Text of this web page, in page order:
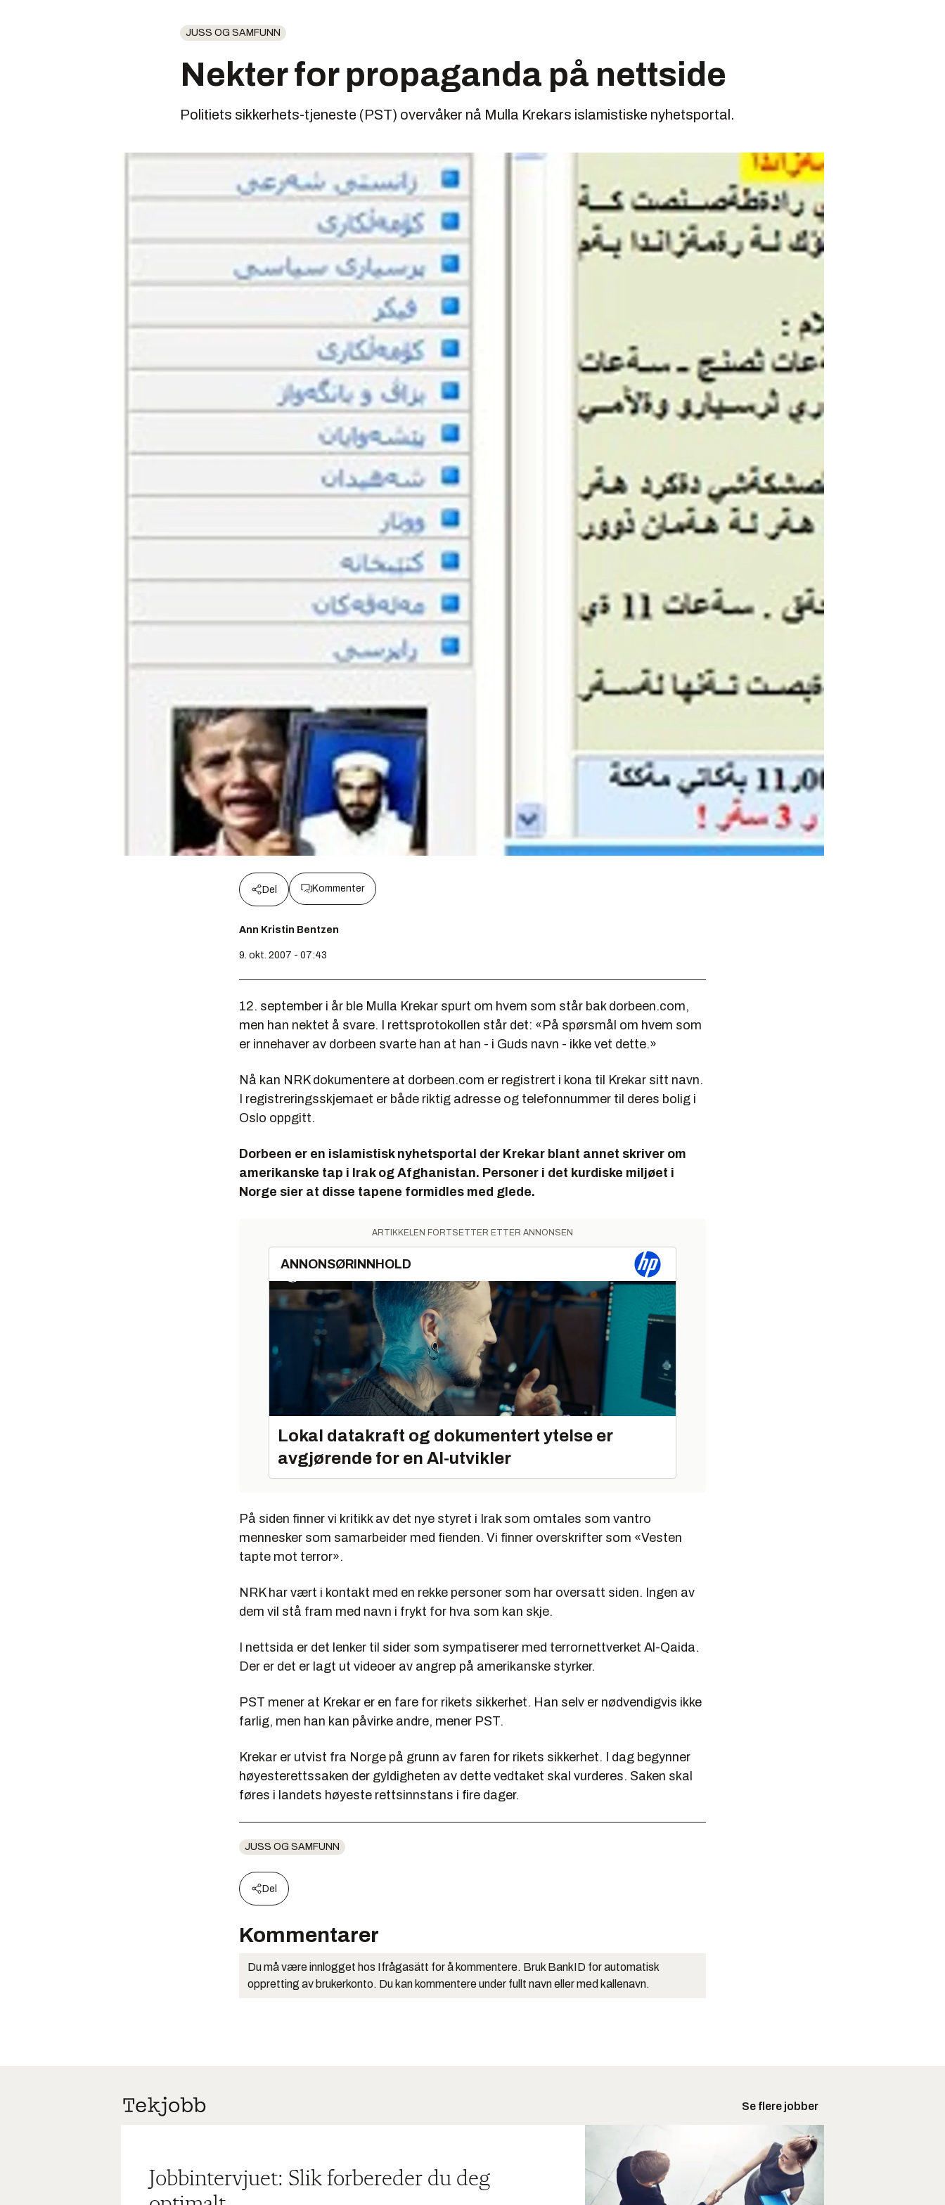
JUSS OG SAMFUNN
Nekter for propaganda på nettside
Politiets sikkerhets-tjeneste (PST) overvåker nå Mulla Krekars islamistiske nyhetsportal.
Del Kommenter
Ann Kristin Bentzen
9. okt. 2007 - 07:43
12. september i år ble Mulla Krekar spurt om hvem som står bak dorbeen.com,
men han nektet å svare. I rettsprotokollen står det: «På spørsmål om hvem som
er innehaver av dorbeen svarte han at han - i Guds navn - ikke vet dette.»
Nå kan NRK dokumentere at dorbeen.com er registrert i kona til Krekar sitt navn.
I registreringsskjemaet er både riktig adresse og telefonnummer til deres bolig i
Oslo oppgitt.
Dorbeen er en islamistisk nyhetsportal der Krekar blant annet skriver om
amerikanske tap i Irak og Afghanistan. Personer i det kurdiske miljøet i
Norge sier at disse tapene formidles med glede.
ARTIKKELEN FORTSETTER ETTER ANNONSEN
ANNONSØRINNHOLD
Lokal datakraft og dokumentert ytelse er
avgjørende for en AI-utvikler
På siden finner vi kritikk av det nye styret i Irak som omtales som vantro
mennesker som samarbeider med fienden. Vi finner overskrifter som «Vesten
tapte mot terror».
NRK har vært i kontakt med en rekke personer som har oversatt siden. Ingen av
dem vil stå fram med navn i frykt for hva som kan skje.
I nettsida er det lenker til sider som sympatiserer med terrornettverket Al-Qaida.
Der er det er lagt ut videoer av angrep på amerikanske styrker.
PST mener at Krekar er en fare for rikets sikkerhet. Han selv er nødvendigvis ikke
farlig, men han kan påvirke andre, mener PST.
Krekar er utvist fra Norge på grunn av faren for rikets sikkerhet. I dag begynner
høyesterettssaken der gyldigheten av dette vedtaket skal vurderes. Saken skal
føres i landets høyeste rettsinnstans i fire dager.
JUSS OG SAMFUNN
Del
Kommentarer
Du må være innlogget hos Ifrågasätt for å kommentere. Bruk BankID for automatisk
oppretting av brukerkonto. Du kan kommentere under fullt navn eller med kallenavn.
Se flere jobber
Jobbintervjuet: Slik forbereder du deg